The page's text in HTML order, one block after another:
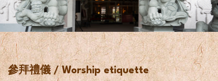
參拜禮儀 / Worship etiquette